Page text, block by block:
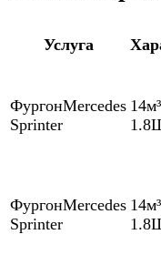
Услуга
ФургонMercedes
Sprinter
14м³
ФургонMercedes
Sprinter
14м³